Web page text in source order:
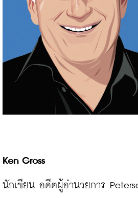
Ken Gross
นักเขียน อดีตผู้อำนวยการ